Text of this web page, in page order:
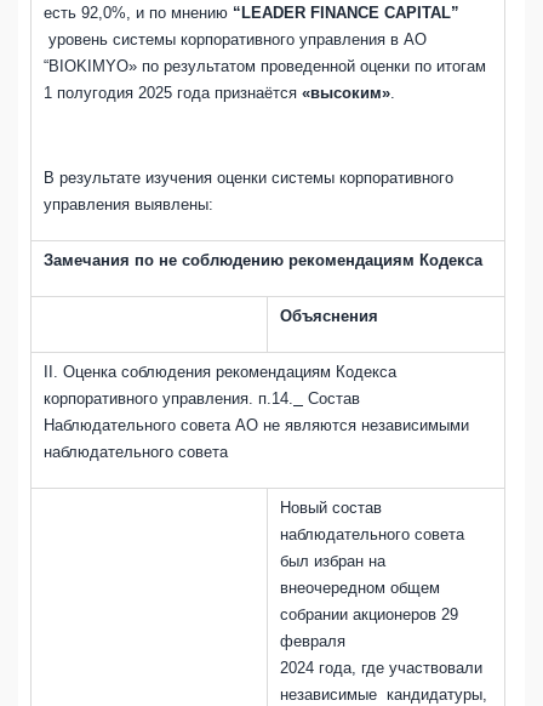
есть 92,0%, и по мнению “LEADER FINANCE CAPITAL”
уровень системы корпоративного управления в АО
“BIOKIMYO» по результатом проведенной оценки по итогам
1 полугодия 2025 года признаётся «высоким».
В результате изучения оценки системы корпоративного
управления выявлены:
Замечания по не соблюдению рекомендациям Кодекса
Объяснения
. Оценка соблюдения рекомендациям Кодекса
корпоративного управления. п.14.
Состав
Наблюдательного совета АО не являются независимыми
наблюдательного совета
Новый состав
наблюдательного совета
был избран на
внеочередном общем
собрании акционеров 29
февраля
2024 года, где участвовали
независимые кандидатуры,